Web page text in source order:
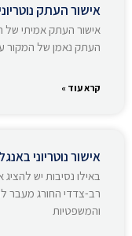
אישור העתק
אישור העתק אמיתי של
העתק נאמן של המקור על
קרא עוד »
אישור נוטריוני
באילו נסיבות יש להציג
רב-צדדי החורג מעבר
והמשפטיות